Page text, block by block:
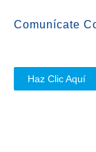
Comunícate
Haz Clic Aquí